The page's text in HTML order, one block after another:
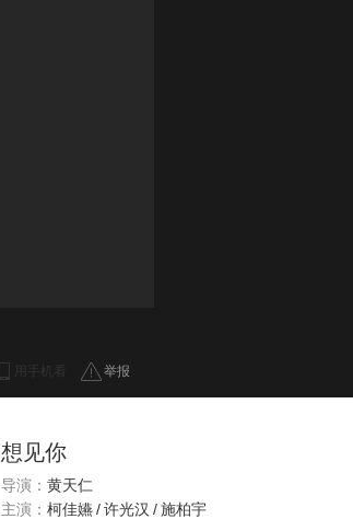
举报
想见你
导演： 黄天仁
主演： 柯佳嬿/许光汉 /施柏宇